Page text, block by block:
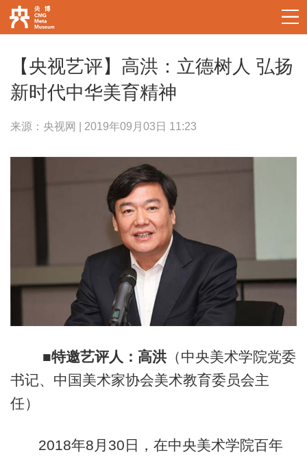
【央视艺评】高洪：立德树人 弘扬
新时代中华美育精神
来源：央视网 | 2019年09月03日 11:23
■特邀艺评人： 高洪（中央美术学院党委
书记、中国美术家协会美术教育委员会主
任）
2018年8月30日，在中央美术学院百年